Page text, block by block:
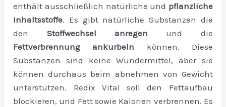
enthält ausschließlich natürliche und pflanzliche
Inhaltsstoffe. Es gibt natürliche Substanzen die
den Stoffwechsel anregen und die
Fettverbrennung ankurbeln können. Diese
Substanzen sind keine Wundermittel, aber sie
können durchaus beim abnehmen von Gewicht
unterstützen. Redix Vital soll den Fettaufbau
blockieren, und Fett sowie Kalorien verbrennen. Es